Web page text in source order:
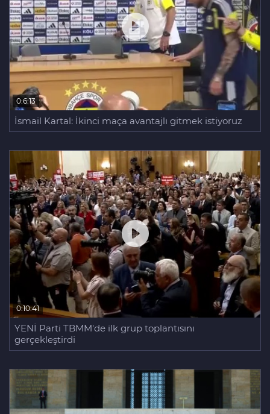
0:6:13
İsmail Kartal: İkinci maça avantajlı gitmek istiyoruz
0:10:41
YENİ Parti TBMM'de ilk grup toplantısını
gerçekleştirdi